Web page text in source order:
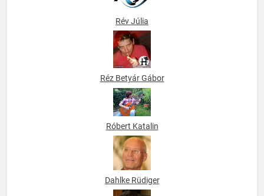
Rév Júlia
Réz Betyár Gábor
Róbert Katalin
Dahlke Rüdiger